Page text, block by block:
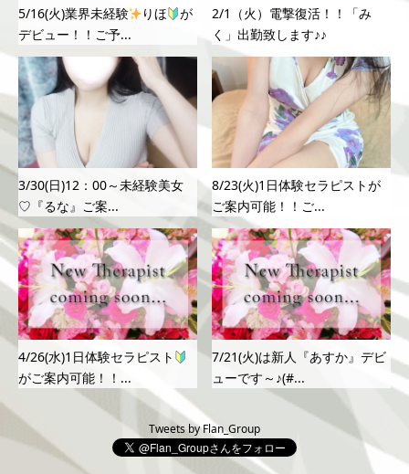
5/16(火)業界未経験 りほ
が
デビュー！！ご予...
2/1（火）電撃復活！！「み
く」出勤致します♪♪
3/30(日)12：00～未経験美女
♡『るな』ご案...
8/23(火)1日体験セラピストが
ご案内可能！！ご...
4/26(水)1日体験セラピスト
がご案内可能！！...
7/21(火)は新人『あすか』デビ
ューです～♪(#...
Tweets by Flan_Group